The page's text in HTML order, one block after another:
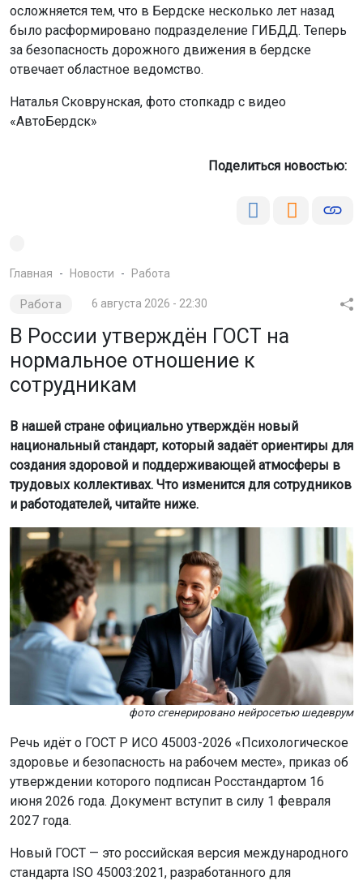
осложняется тем, что в Бердске несколько лет назад
было расформировано подразделение ГИБДД. Теперь
за безопасность дорожного движения в бердске
отвечает областное ведомство.
Наталья Сковрунская, фото стопкадр с видео
«АвтоБердск»
Поделиться новостью:
Главная Новости Работа
Работа 6 августа 2026 - 22:30
В России утверждён ГОСТ на
нормальное отношение к
сотрудникам
В нашей стране официально утверждён новый
национальный стандарт, который задаёт ориентиры для
создания здоровой и поддерживающей атмосферы в
трудовых коллективах. Что изменится для сотрудников
и работодателей, читайте ниже.
фото сгенерировано нейросетью шедеврум
Речь идёт о ГОСТ Р ИСО 45003-2026 «Психологическое
здоровье и безопасность на рабочем месте», приказ об
утверждении которого подписан Росстандартом 16
июня 2026 года. Документ вступит в силу 1 февраля
2027 года.
Новый ГОСТ — это российская версия международного
стандарта ISO 45003:2021, разработанного для